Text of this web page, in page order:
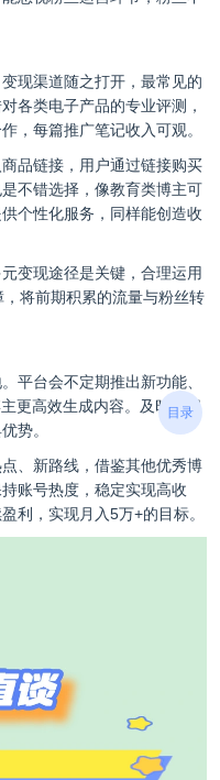
现渠道随之打开，最常见的
各类电子产品的专业评测，
，每篇推广笔记收入可观。
品链接，用户通过链接购买
不错选择，像教育类博主可
个性化服务，同样能创造收
变现途径是关键，合理运用
将前期积累的流量与粉丝转
平台会不定期推出新功能、
更高效生成内容。及时了解
势。
、新路线，借鉴其他优秀博
账号热度，稳定实现高收
利，实现月入5万+的目标。
目录